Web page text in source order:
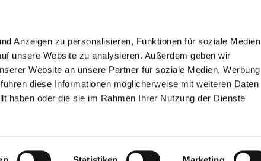
Anzeigen zu personalisieren, Funktionen für soziale Medien
unsere Website zu analysieren. Außerdem geben wir
Website an unsere Partner für soziale Medien, Werbung
diese Informationen möglicherweise mit weiteren Daten
haben oder die sie im Rahmen Ihrer Nutzung der Dienste